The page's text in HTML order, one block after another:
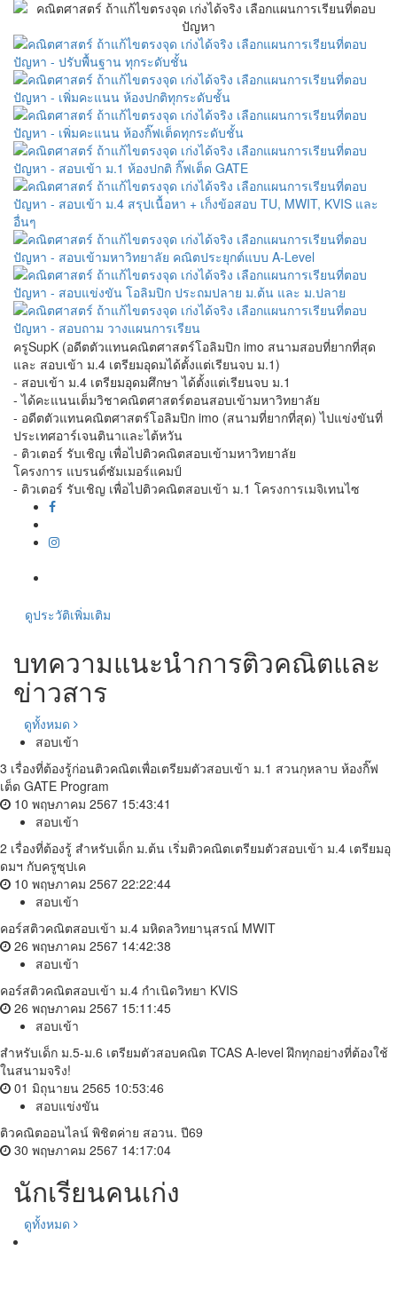
ครูSupK (อดีตตัวแทนคณิตศาสตร์โอลิมปิก imo สนามสอบที่ยากที่สุด
และ สอบเข้า ม.4 เตรียมอุดมได้ตั้งแต่เรียนจบ ม.1)
- สอบเข้า ม.4 เตรียมอุดมศึกษา ได้ตั้งแต่เรียนจบ ม.1
- ได้คะแนนเต็มวิชาคณิตศาสตร์ตอนสอบเข้ามหาวิทยาลัย
- อดีตตัวแทนคณิตศาสตร์โอลิมปิก imo (สนามที่ยากที่สุด) ไปแข่งขันที่
ประเทศอาร์เจนตินาและไต้หวัน
- ติวเตอร์ รับเชิญ เพื่อไปติวคณิตสอบเข้ามหาวิทยาลัย
โครงการ แบรนด์ซัมเมอร์แคมป์
- ติวเตอร์ รับเชิญ เพื่อไปติวคณิตสอบเข้า ม.1 โครงการเมจิเทนไซ
ดูประวัติเพิ่มเติม
บทความแนะนำการติวคณิตและ
ข่าวสาร
ดูทั้งหมด
สอบเข้า
3 เรื่องที่ต้องรู้ก่อนติวคณิตเพื่อเตรียมตัวสอบเข้า ม.1 สวนกุหลาบ ห้องกิ๊ฟ
เต็ด GATE Program
10 พฤษภาคม 2567 15:43:41
สอบเข้า
2 เรื่องที่ต้องรู้ สำหรับเด็ก ม.ต้น เริ่มติวคณิตเตรียมตัวสอบเข้า ม.4 เตรียมอุ
ดมฯ กับครูซุปเค
10 พฤษภาคม 2567 22:22:44
สอบเข้า
คอร์สติวคณิตสอบเข้า ม.4 มหิดลวิทยานุสรณ์ MWIT
26 พฤษภาคม 2567 14:42:38
สอบเข้า
คอร์สติวคณิตสอบเข้า ม.4 กำเนิดวิทยา KVIS
26 พฤษภาคม 2567 15:11:45
สอบเข้า
สำหรับเด็ก ม.5-ม.6 เตรียมตัวสอบคณิต TCAS A-level ฝึกทุกอย่างที่ต้องใช้
ในสนามจริง!
01 มิถุนายน 2565 10:53:46
สอบแข่งขัน
ติวคณิตออนไลน์ พิชิตค่าย สอวน. ปี69
30 พฤษภาคม 2567 14:17:04
นักเรียนคนเก่ง
ดูทั้งหมด